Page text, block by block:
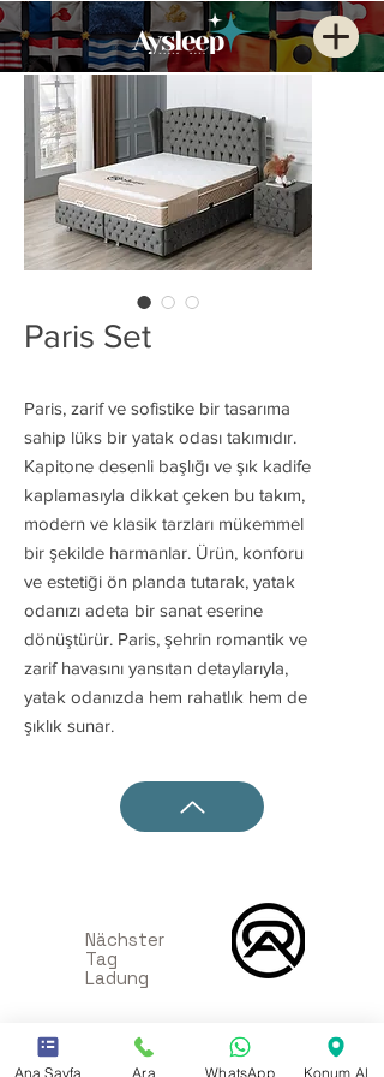
Paris Set
Paris, zarif ve sofistike bir tasarıma
sahip lüks bir yatak odası takımıdır.
Kapitone desenli başlığı ve şık kadife
kaplamasıyla dikkat çeken bu takım,
modern ve klasik tarzları mükemmel
bir şekilde harmanlar. Ürün, konforu
ve estetiği ön planda tutarak, yatak
odanızı adeta bir sanat eserine
dönüştürür. Paris, şehrin romantik ve
zarif havasını yansıtan detaylarıyla,
yatak odanızda hem rahatlık hem de
şıklık sunar.
Nächster
Tag
Ladung
sieben 24
Ana Sayfa Ara WhatsApp Konum Al